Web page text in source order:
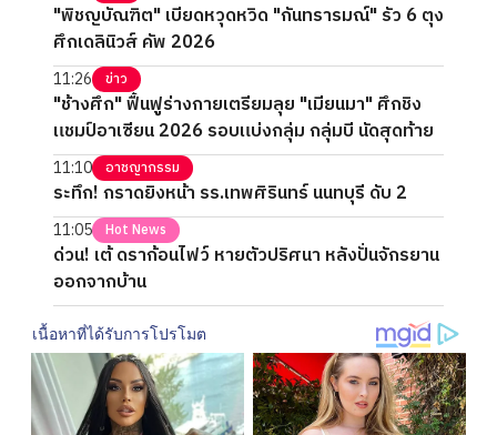
"พิชญบัณฑิต" เบียดหวุดหวิด "กันทรารมณ์" รัว 6 ตุง
ศึกเดลินิวส์ คัพ 2026
11:26 ข่าว
"ช้างศึก" ฟื้นฟูร่างกายเตรียมลุย "เมียนมา" ศึกชิง
แชมป์อาเซียน 2026 รอบแบ่งกลุ่ม กลุ่มบี นัดสุดท้าย
11:10 อาชญากรรม
ระทึก! กราดยิงหน้า รร.เทพศิรินทร์ นนทบุรี ดับ 2
11:05 Hot News
ด่วน! เต้ ดราก้อนไฟว์ หายตัวปริศนา หลังปั่นจักรยาน
ออกจากบ้าน